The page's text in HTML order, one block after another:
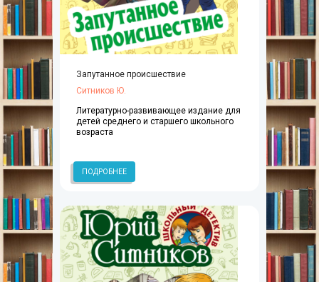
Запутанное происшествие
Ситников Ю.
Литературно-развивающее издание для
детей среднего и старшего школьного
возраста
ПОДРОБНЕЕ